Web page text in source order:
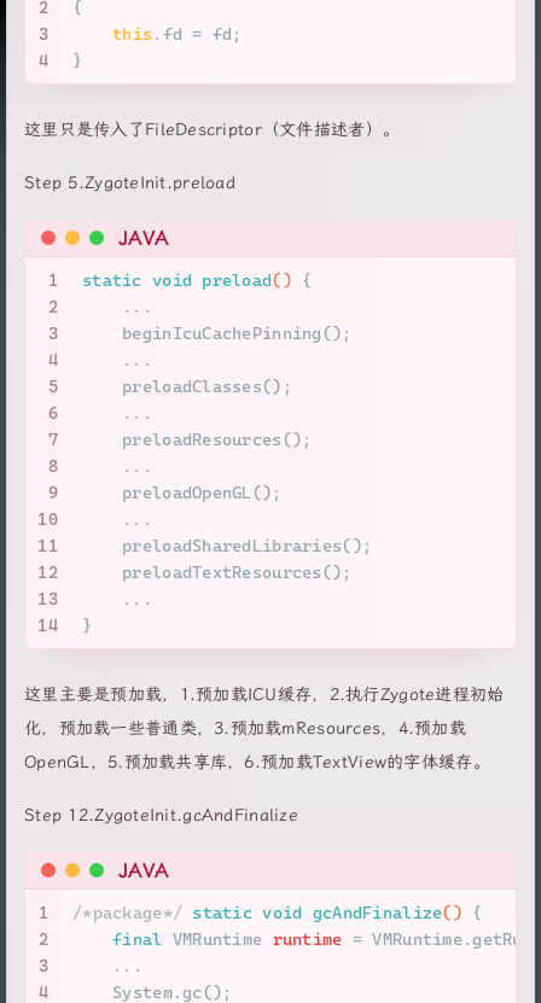
2
3
4
{
this .fd = fd;
}
这里只是传入了FileDescriptor（文件描述者）。
Step 5.ZygoteInit.preload
JAVA
1
2
3
4
5
6
7
8
9
10
11
12
13
14
static void preload() {
    ...
    beginIcuCachePinning();
    ...
    preloadClasses();
    ...
    preloadResources();
    ...
    preloadOpenGL();
    ...
    preloadSharedLibraries();
    preloadTextResources();
    ...
}
这里主要是预加载，1.预加载ICU缓存，2.执行Zygote进程初始
化，预加载一些普通类，3.预加载mResources，4.预加载
OpenGL，5.预加载共享库，6.预加载TextView的字体缓存。
Step 12.ZygoteInit.gcAndFinalize
JAVA
1
2
3
4
/*package*/ static void gcAndFinalize() {
final VMRuntime runtime =
    ...
    System.gc();